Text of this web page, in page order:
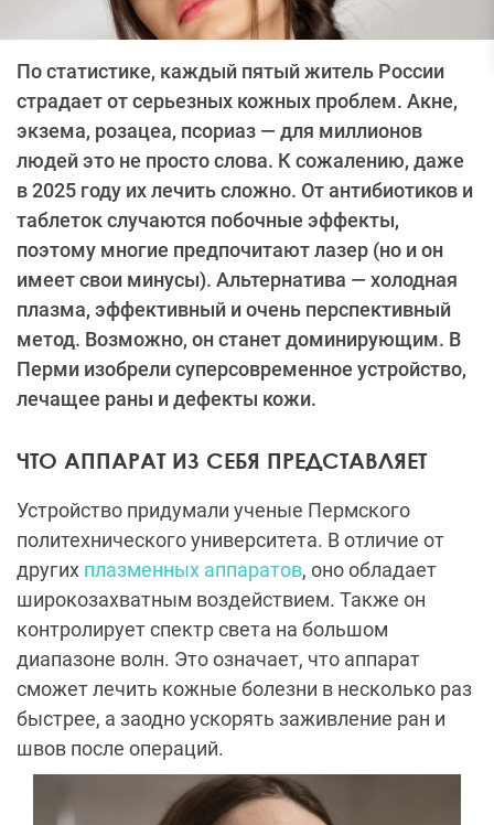
По статистике, каждый пятый житель России
страдает от серьезных кожных проблем. Акне,
экзема, розацеа, псориаз — для миллионов
людей это не просто слова. К сожалению, даже
в 2025 году их лечить сложно. От антибиотиков и
таблеток случаются побочные эффекты,
поэтому многие предпочитают лазер (но и он
имеет свои минусы). Альтернатива — холодная
плазма, эффективный и очень перспективный
метод. Возможно, он станет доминирующим. В
Перми изобрели суперсовременное устройство,
лечащее раны и дефекты кожи.
ЧТО АППАРАТ ИЗ СЕБЯ ПРЕДСТАВЛЯЕТ
Устройство придумали ученые Пермского
политехнического университета. В отличие от
других плазменных аппаратов, оно обладает
широкозахватным воздействием. Также он
контролирует спектр света на большом
диапазоне волн. Это означает, что аппарат
сможет лечить кожные болезни в несколько раз
быстрее, а заодно ускорять заживление ран и
швов после операций.